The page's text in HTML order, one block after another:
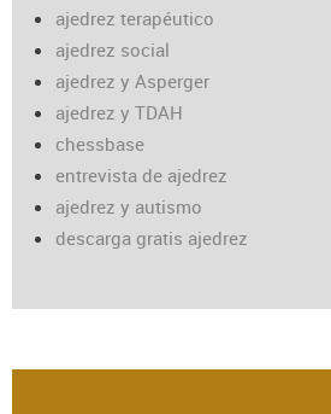
ajedrez terapéutico
ajedrez social
ajedrez y Asperger
ajedrez y TDAH
chessbase
entrevista de ajedrez
ajedrez y autismo
descarga gratis ajedrez